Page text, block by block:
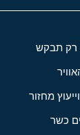
רק תבקש
מחזור
כשר